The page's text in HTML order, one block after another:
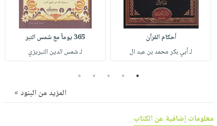
صابون
أطفال
مناسبات
فيديوهات
أسئلة
طرحها
خدمات
انشر
كتابك
عربة
التسوق
نشرة
الإصدارات
أحكام القرآن
لـ أبي بكر محمد بن عبد ال
365 يوماً مع شمس التبر
لـ شمس الدين التبريزي
1
2
3
4
5
المزيد من البنود »
معلومات إضافية عن الكتاب